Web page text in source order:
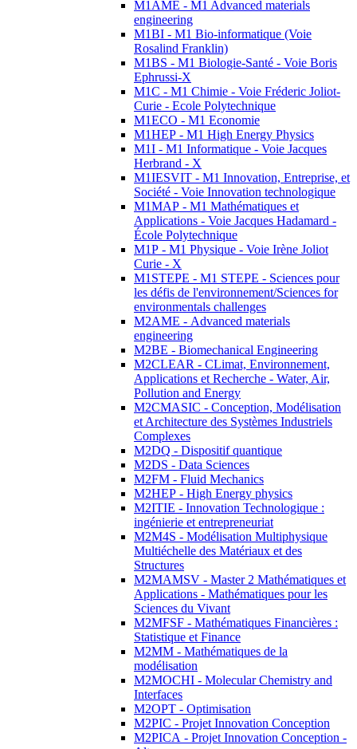
M1AME - M1 Advanced materials
engineering
M1BI - M1 Bio-informatique (Voie
Rosalind Franklin)
M1BS - M1 Biologie-Santé - Voie Boris
Ephrussi-X
M1C - M1 Chimie - Voie Fréderic Joliot-
Curie - Ecole Polytechnique
M1ECO - M1 Economie
M1HEP - M1 High Energy Physics
M1I - M1 Informatique - Voie Jacques
Herbrand - X
M1IESVIT - M1 Innovation, Entreprise, et
Société - Voie Innovation technologique
M1MAP - M1 Mathématiques et
Applications - Voie Jacques Hadamard -
École Polytechnique
M1P - M1 Physique - Voie Irène Joliot
Curie - X
M1STEPE - M1 STEPE - Sciences pour
les défis de l'environnement/Sciences for
environmentals challenges
M2AME - Advanced materials
engineering
M2BE - Biomechanical Engineering
M2CLEAR - CLimat, Environnement,
Applications et Recherche - Water, Air,
Pollution and Energy
M2CMASIC - Conception, Modélisation
et Architecture des Systèmes Industriels
Complexes
M2DQ - Dispositif quantique
M2DS - Data Sciences
M2FM - Fluid Mechanics
M2HEP - High Energy physics
M2ITIE - Innovation Technologique :
ingénierie et entrepreneuriat
M2M4S - Modélisation Multiphysique
Multiéchelle des Matériaux et des
Structures
M2MAMSV - Master 2 Mathématiques et
Applications - Mathématiques pour les
Sciences du Vivant
M2MFSF - Mathématiques Financières :
Statistique et Finance
M2MM - Mathématiques de la
modélisation
M2MOCHI - Molecular Chemistry and
Interfaces
M2OPT - Optimisation
M2PIC - Projet Innovation Conception
M2PICA - Projet Innovation Conception -